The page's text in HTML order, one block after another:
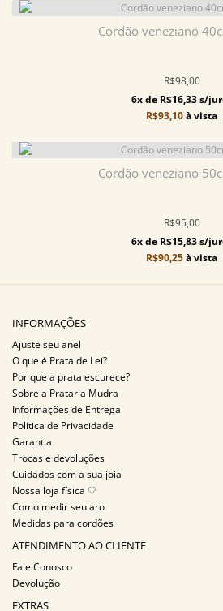
Cordão veneziano
R$98,00
6x de R$16,33 s/
R$93,10à vista
Cordão veneziano
R$95,00
6x de R$15,83 s/
R$90,25à vista
INFORMAÇÕES
Ajuste seu anel
O que é Prata de Lei?
Por que a prata escurece?
Sobre a Prataria Mudra
Informações de Entrega
Política de Privacidade
Garantia
Trocas e devoluções
Cuidados com a sua joia
Nossa loja física ♡
Como medir seu aro
Medidas para cordões
ATENDIMENTO AO CLIENTE
Fale Conosco
Devolução
EXTRAS